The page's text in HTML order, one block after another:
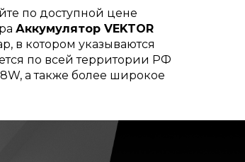
по доступной цене
Аккумулятор VEKTOR
в котором указываются
по всей территории РФ
а также более широкое